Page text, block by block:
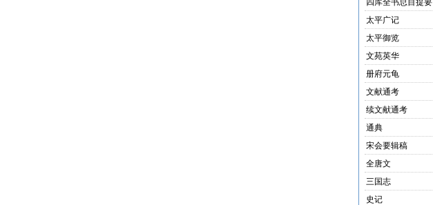
四库全书总目提要
太平广记
太平御览
文苑英华
册府元龟
文献通考
续文献通考
通典
宋会要辑稿
全唐文
三国志
史记